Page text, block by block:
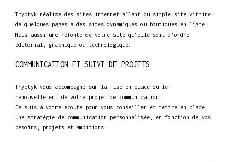
Tryptyk réalise des sites internet allant du simple site vitrine
de quelques pages à des sites dynamiques ou boutiques en ligne.
Mais aussi une refonte de votre site qu'elle soit d'ordre
éditorial, graphique ou technologique.
COMMUNICATION ET SUIVI DE PROJETS
Tryptyk vous accompagne sur la mise en place ou le
renouvellement de votre projet de communication.
Je suis à votre écoute pour vous conseiller et mettre en place
une stratégie de communication personnalisée, en fonction de vos
besoins, projets et ambitions.